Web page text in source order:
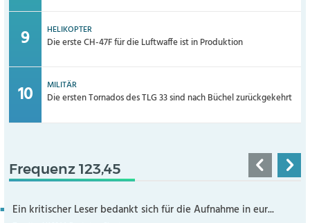
HELIKOPTER
Die erste CH-47F für die Luftwaffe ist in Produktion
MILITÄR
Die ersten Tornados des TLG 33 sind nach Büchel zurückgekehrt
Frequenz 123,45
Ein kritischer Leser bedankt sich für die Aufnahme in eur...